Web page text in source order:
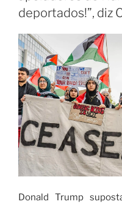
deportados!”, diz
Donald Trump